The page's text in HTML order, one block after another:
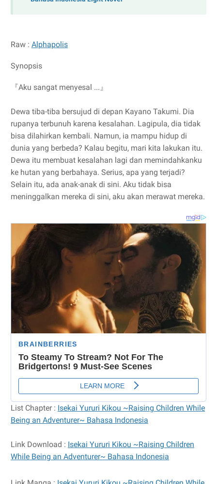
Raw : Alphapolis
Synopsis
『Aku sangat menyesal ...』
Dewa tiba-tiba bersujud di depan Kayano Takumi. Dia
rupanya terbunuh karena kesalahan. Lagipula, dia tidak
bisa dilahirkan kembali. Namun, ia mampu hidup di
dunia yang berbeda? Kalau begitu, mari kita lakukan itu.
Dewa itu membuat kesalahan lagi dan memindahkanku
ke hutan yang berbahaya. Serius, apa yang terjadi?
Selain itu, ada anak-anak di sini. Aku tidak bisa
meninggalkan mereka di sini, aku akan merawat mereka.
List Chapter : Isekai Yururi Kikou ~Raising Children While
Being an Adventurer~ Bahasa Indonesia
Link Download : Isekai Yururi Kikou ~Raising Children
While Being an Adventurer~ Bahasa Indonesia